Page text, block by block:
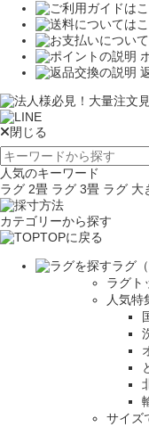
閉じる
人気のキーワード
ラグ 2畳 ラグ 3畳 ラグ 大
カテゴリーから探す
TOPに戻る
ラグ
ラグト
人気特
サイズ